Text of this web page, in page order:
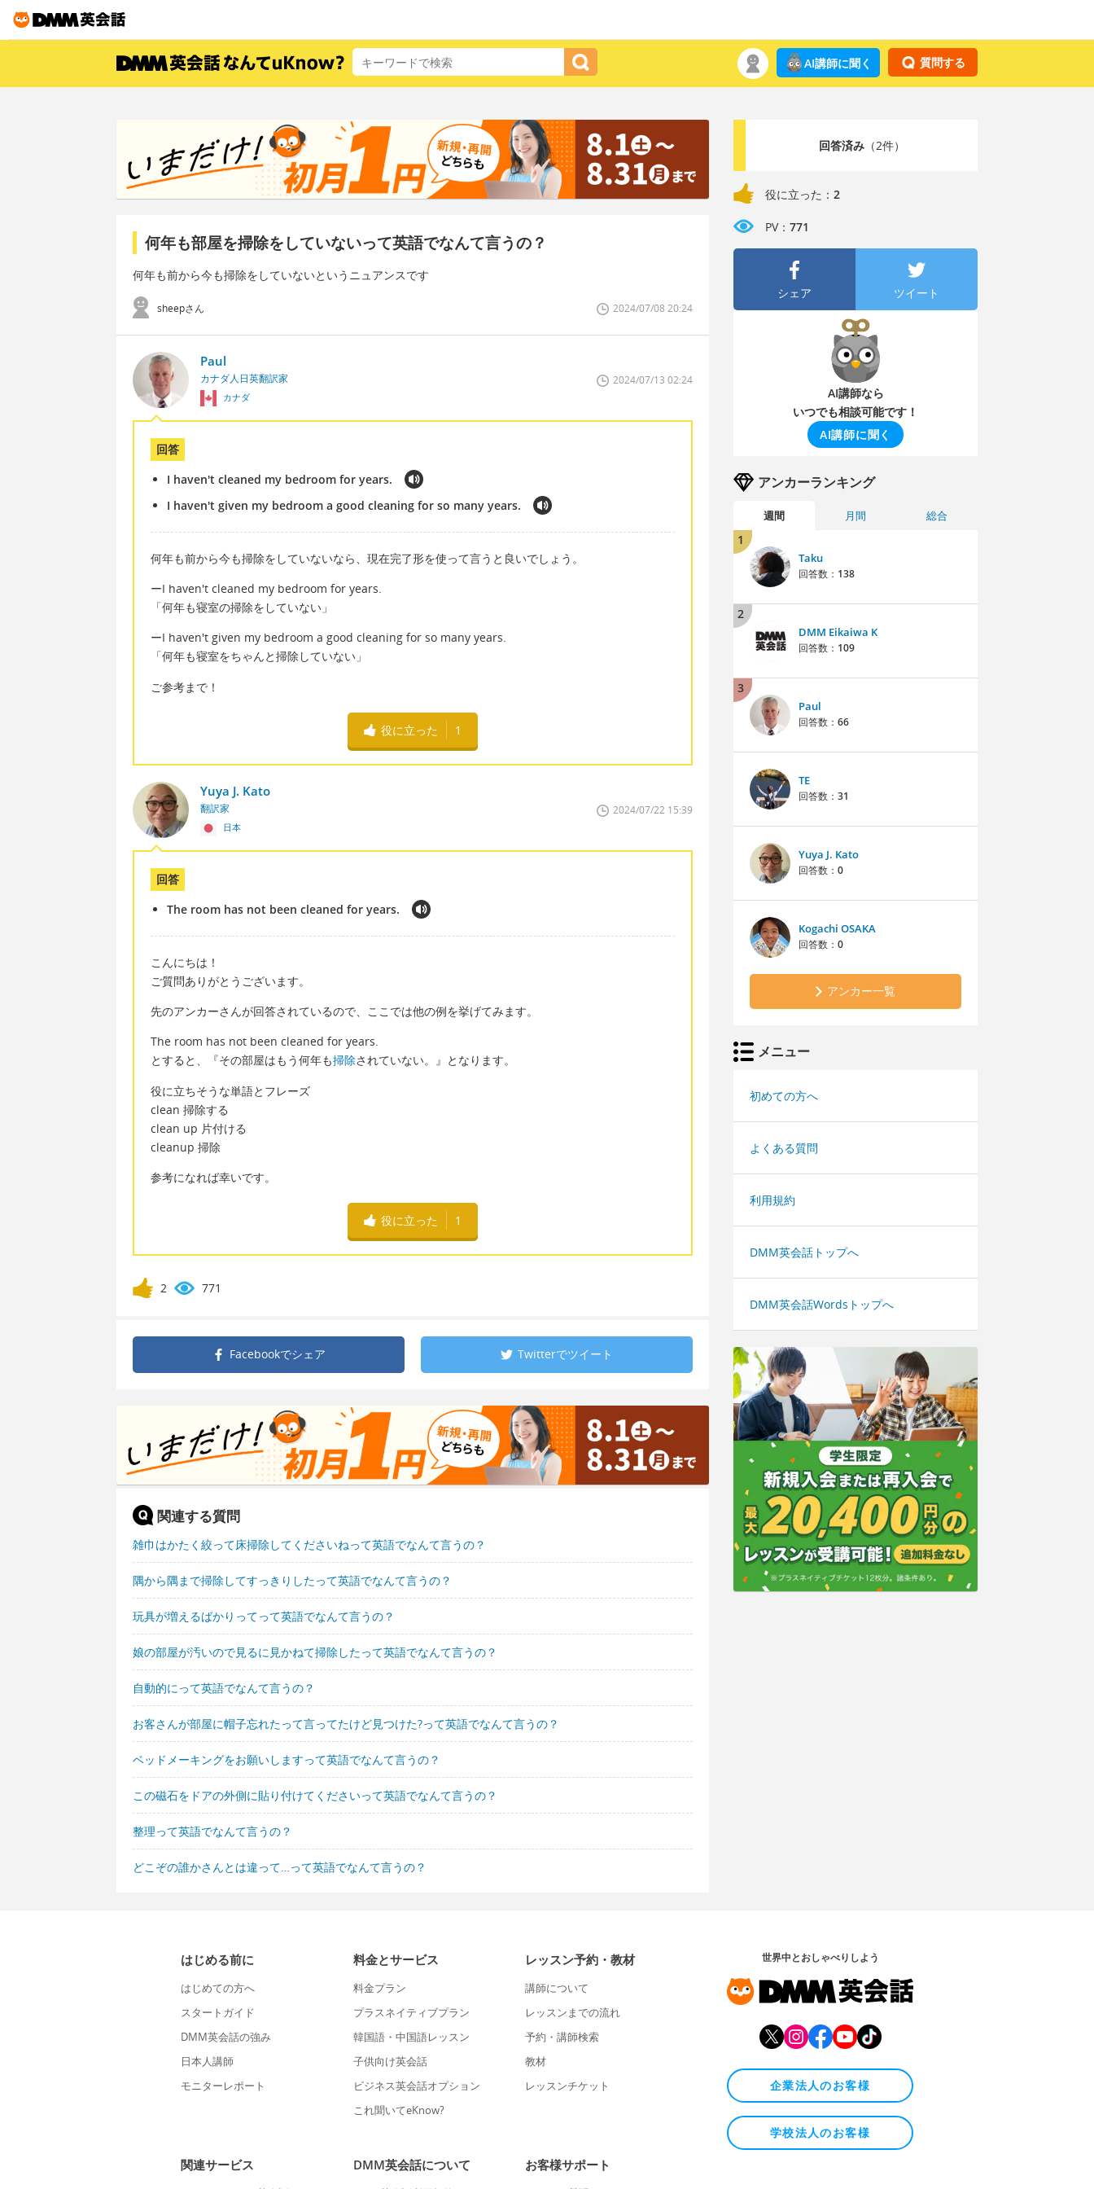
質問する
AI講師に聞く
何年も部屋を掃除をしていないって英語でなんて言うの？
何年も前から今も掃除をしていないというニュアンスです
sheepさん 2024/07/08 20:24
Paul
カナダ人日英翻訳家
カナダ
2024/07/13 02:24
回答
I haven't cleaned my bedroom for years.
I haven't given my bedroom a good cleaning for so many years.
何年も前から今も掃除をしていないなら、現在完了形を使って言うと良いでしょう。
ーI haven't cleaned my bedroom for years.
「何年も寝室の掃除をしていない」
ーI haven't given my bedroom a good cleaning for so many years.
「何年も寝室をちゃんと掃除していない」
ご参考まで！
役に立った 1
Yuya J. Kato
翻訳家
日本
2024/07/22 15:39
回答
The room has not been cleaned for years.
こんにちは！
ご質問ありがとうございます。
先のアンカーさんが回答されているので、ここでは他の例を挙げてみます。
The room has not been cleaned for years.
とすると、『その部屋はもう何年も掃除されていない。』となります。
役に立ちそうな単語とフレーズ
clean 掃除する
clean up 片付ける
cleanup 掃除
参考になれば幸いです。
役に立った 1
2 771
Facebookでシェア Twitterでツイート
関連する質問
雑巾はかたく絞って床掃除してくださいねって英語でなんて言うの？
隅から隅まで掃除してすっきりしたって英語でなんて言うの？
玩具が増えるばかりってって英語でなんて言うの？
娘の部屋が汚いので見るに見かねて掃除したって英語でなんて言うの？
自動的にって英語でなんて言うの？
お客さんが部屋に帽子忘れたって言ってたけど見つけた?って英語でなんて言うの？
ベッドメーキングをお願いしますって英語でなんて言うの？
この磁石をドアの外側に貼り付けてくださいって英語でなんて言うの？
整理って英語でなんて言うの？
どこぞの誰かさんとは違って…って英語でなんて言うの？
回答済み（2件）
役に立った： 2
PV： 771
シェア ツイート
AI講師なら
いつでも相談可能です！
AI講師に聞く
アンカーランキング
週間 月間 総合
1
Taku
回答数： 138
2
DMM Eikaiwa K
回答数： 109
3
Paul
回答数： 66
TE
回答数： 31
Yuya J. Kato
回答数： 0
Kogachi OSAKA
回答数： 0
アンカー一覧
メニュー
初めての方へ
よくある質問
利用規約
DMM英会話トップへ
DMM英会話Wordsトップへ
はじめる前に
はじめての方へ
スタートガイド
DMM英会話の強み
日本人講師
モニターレポート
料金とサービス
料金プラン
プラスネイティブプラン
韓国語・中国語レッスン
子供向け英会話
ビジネス英会話オプション
これ聞いてeKnow?
レッスン予約・教材
講師について
レッスンまでの流れ
予約・講師検索
教材
レッスンチケット
関連サービス DMM英会話について お客様サポート
世界中とおしゃべりしよう
企業法人のお客様
学校法人のお客様